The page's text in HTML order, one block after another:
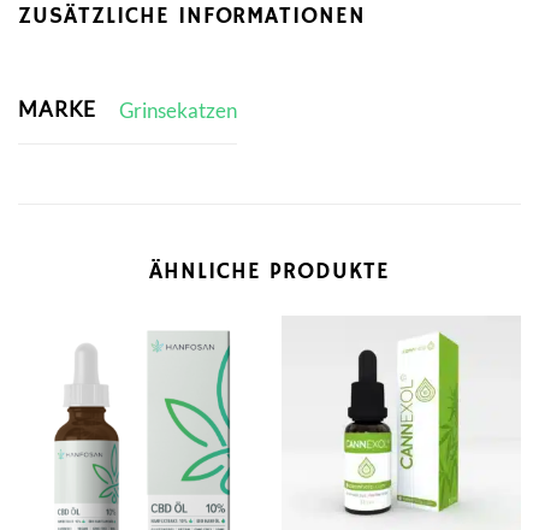
ZUSÄTZLICHE INFORMATIONEN
MARKE Grinsekatzen
ÄHNLICHE PRODUKTE